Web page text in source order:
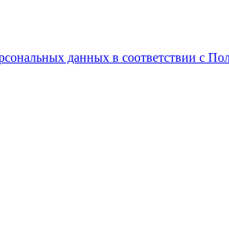
данных в соответствии с